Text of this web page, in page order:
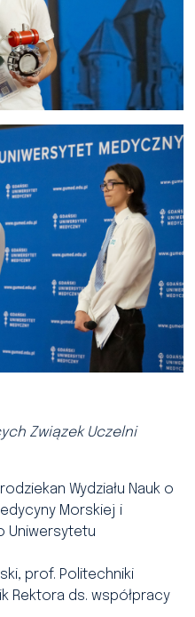
Związek Uczelni
Wydziału Nauk o
Morskiej i
Uniwersytetu
prof. Politechniki
Rektora ds. współpracy